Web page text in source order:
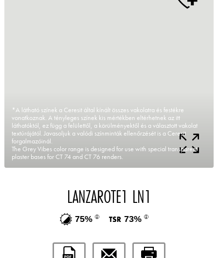
*A látható színek a Ceresit által kínált összes vakolatra és festékre
vonatkoznak. A tényleges színek kis mértékben eltérhetnek az itt
láthatóktól, ez függ a felülettől, a körülményektől és a választott vakolat
textúrájától. Javasoljuk a valódi színminták ellenőrzését is a Ceresit
forgalmazóinál.
The Grey Vibes color range is designed for use with special transparent
plaster bases for CT 74 and CT 76 renders.
LANZAROTE1 LN1
75% 73%